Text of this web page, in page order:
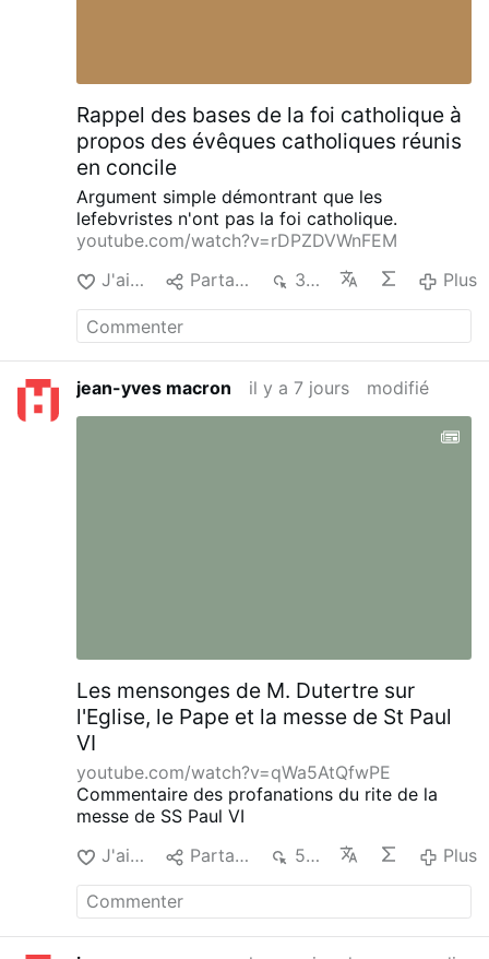
discernement.
Rappel des bases de la foi catholique à
propos des évêques catholiques réunis
en concile
Argument simple démontrant que les
lefebvristes n'ont pas la foi catholique.
youtube.com/watch?v=rDPZDVWnFEM
J'aime
Partager 357 Plus
jean-yves macron il y a 7 jours modifié
Les mensonges de M. Dutertre sur
l'Eglise, le Pape et la messe de St Paul
VI
youtube.com/watch?v=qWa5AtQfwPE
Commentaire des profanations du rite de la
messe de SS Paul VI
J'aime
Partager 503 Plus